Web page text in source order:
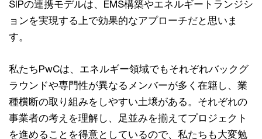
SIPの連携モデルは、EMS構築やエネルギートランジシ
ョンを実現する上で効果的なアプローチだと思いま
す。
私たちPwCは、エネルギー領域でもそれぞれバックグ
ラウンドや専門性が異なるメンバーが多く在籍し、業
種横断の取り組みをしやすい土壌がある。それぞれの
事業者の考えを理解し、足並みを揃えてプロジェクト
を進めることを得意としているので、私たちも大変勉